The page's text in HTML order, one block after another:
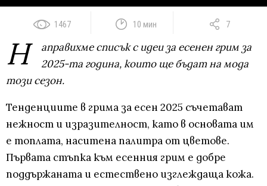
1467 10 мин 7
Н
аправихме списък с идеи за есенен грим за
2025-та година, които ще бъдат на мода
този сезон.
Тенденциите в грима за есен 2025 съчетават
нежност и изразителност, като в основата им
е топлата, наситена палитра от цветове.
Първата стъпка към есенния грим е добре
поддържаната и естествено изглеждаща кожа.